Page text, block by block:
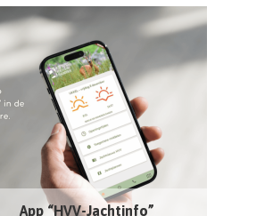
App “HVV-Jachtinfo”